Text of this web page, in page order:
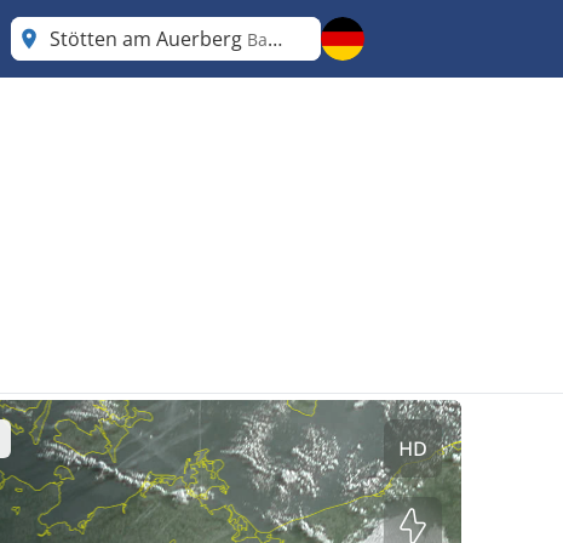
Stötten am Auerberg Bayern